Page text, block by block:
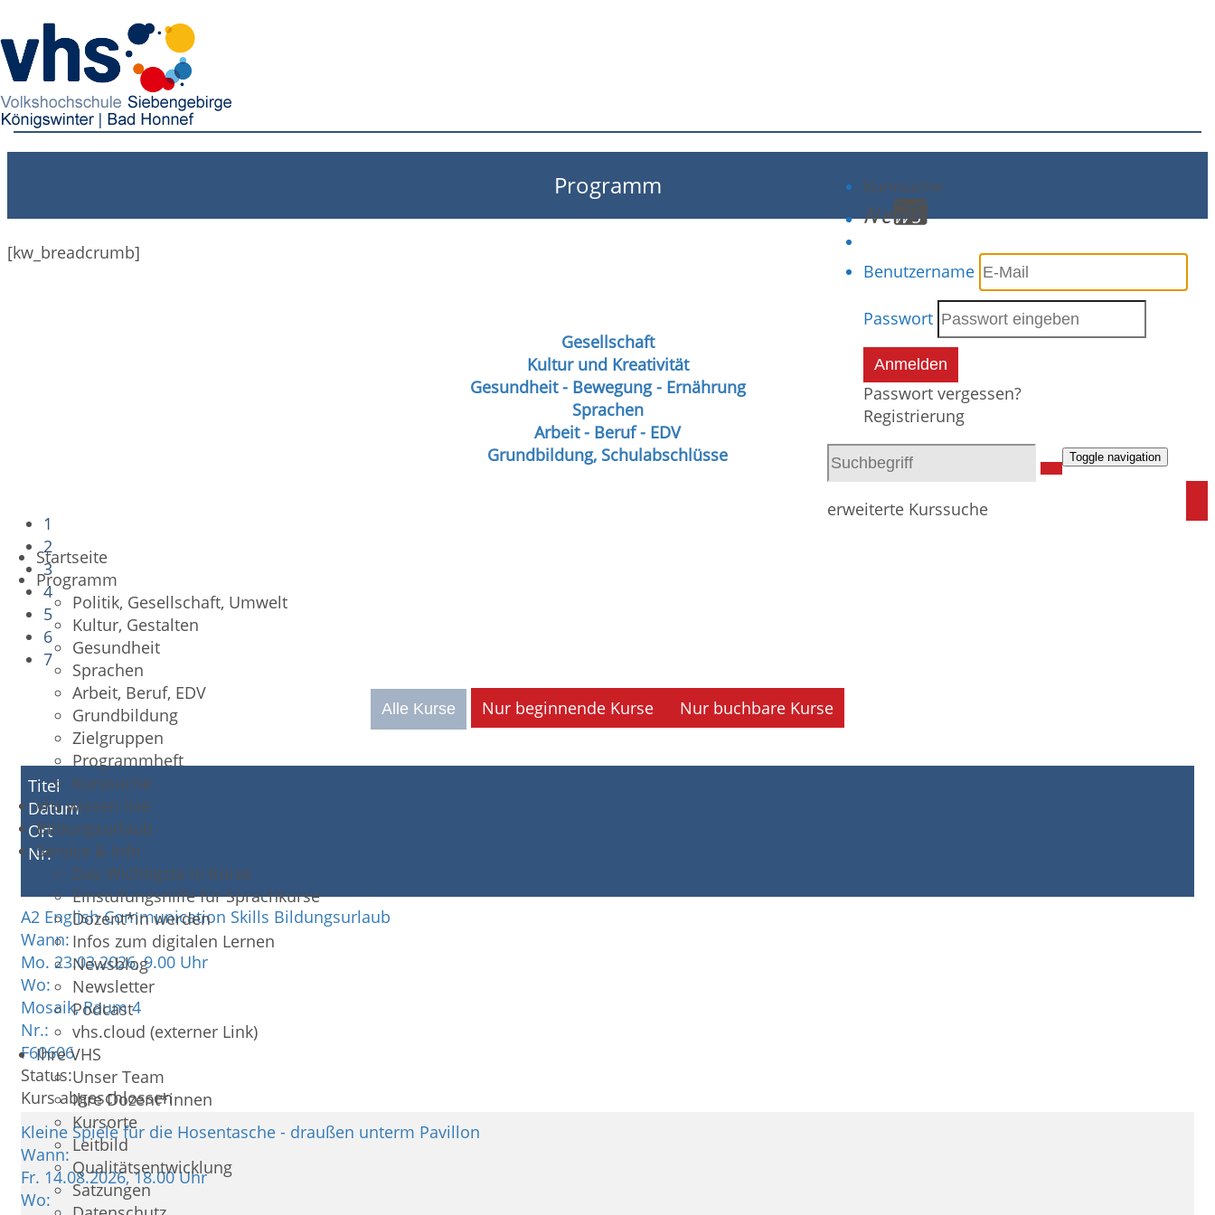
Kurssuche
Benutzername
Passwort
Anmelden
Passwort vergessen?
Registrierung
erweiterte Kurssuche
Toggle navigation
Startseite
Programm
Politik, Gesellschaft, Umwelt
Kultur, Gestalten
Gesundheit
Sprachen
Arbeit, Beruf, EDV
Grundbildung
Zielgruppen
Programmheft
Kurssuche
vhs.wissen live
Bildungsurlaub
Service & Info
Das Wichtigste in Kürze
Einstufungshilfe für Sprachkurse
Dozent*in werden
Infos zum digitalen Lernen
Newsblog
Newsletter
Podcast
vhs.cloud (externer Link)
Ihre VHS
Unser Team
Ihre Dozent*innen
Kursorte
Leitbild
Qualitätsentwicklung
Satzungen
Programm
[kw_breadcrumb]
Gesellschaft
Kultur und Kreativität
Gesundheit - Bewegung - Ernährung
Sprachen
Arbeit - Beruf - EDV
Grundbildung, Schulabschlüsse
1
2
3
4
5
6
7
Alle Kurse Nur beginnende Kurse Nur buchbare Kurse
Titel
Datum
Ort
Nr.
A2 English Communication Skills Bildungsurlaub
Wann:
Mo. 23.03.2026, 9.00 Uhr
Wo:
Mosaik, Raum 4
Nr.:
F60606
Status:
Kurs abgeschlossen
Kleine Spiele für die Hosentasche - draußen unterm Pavillon
Wann:
Fr. 14.08.2026, 18.00 Uhr
Wo: